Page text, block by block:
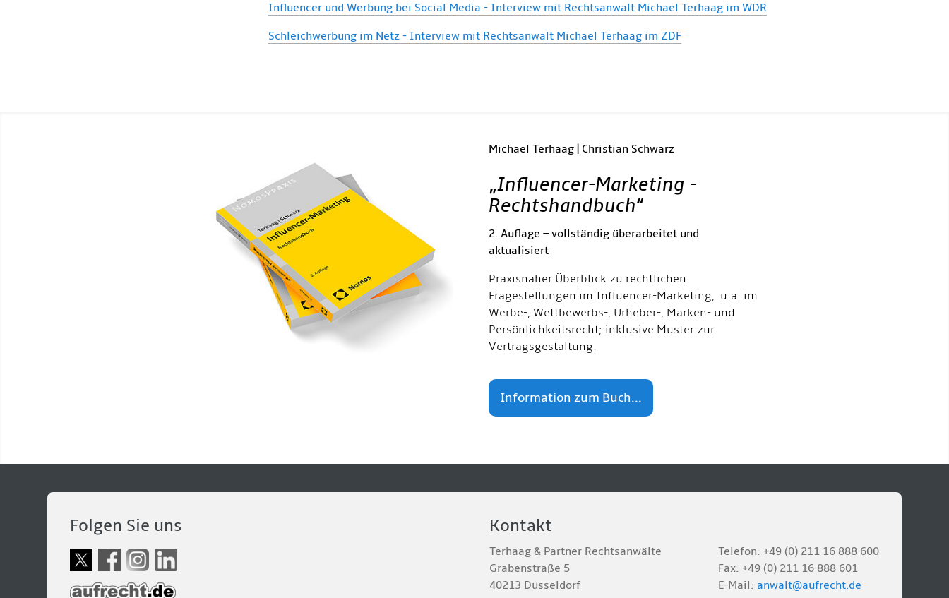
Influencer und Werbung bei Social Media - Interview mit Rechtsanwalt Michael Terhaag im WDR
Schleichwerbung im Netz - Interview mit Rechtsanwalt Michael Terhaag im ZDF
Michael Terhaag | Christian Schwarz
„Influencer-Marketing -
Rechtshandbuch“
2. Auflage – vollständig überarbeitet und
aktualisiert
Praxisnaher Überblick zu rechtlichen
Fragestellungen im Influencer-Marketing, u.a. im
Werbe-, Wettbewerbs-, Urheber-, Marken- und
Persönlichkeitsrecht; inklusive Muster zur
Vertragsgestaltung.
Information zum Buch...
Folgen Sie uns Kontakt
Terhaag & Partner Rechtsanwälte
Grabenstraße 5
40213 Düsseldorf
Telefon: +49 (0) 211 16 888 600
Fax: +49 (0) 211 16 888 601
E-Mail: anwalt@aufrecht.de